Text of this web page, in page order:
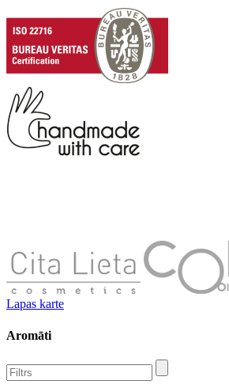
Lapas karte
Aromāti